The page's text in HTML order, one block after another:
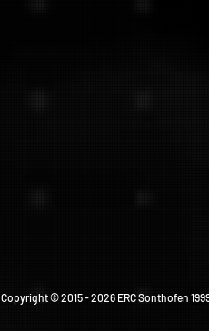
Copyright © 2015 - 2026 ERC Sonthofen